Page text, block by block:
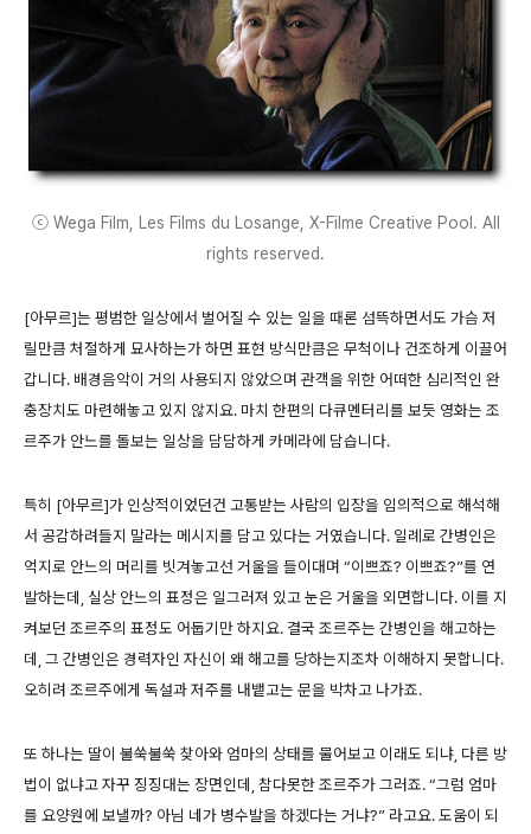
ⓒ Wega Film, Les Films du Losange, X-Filme Creative Pool. All
rights reserved.
[아무르]는 평범한 일상에서 벌어질 수 있는 일을 때론 섬뜩하면서도 가슴 저
릴만큼 처절하게 묘사하는가 하면 표현 방식만큼은 무척이나 건조하게 이끌어
갑니다. 배경음악이 거의 사용되지 않았으며 관객을 위한 어떠한 심리적인 완
충장치도 마련해놓고 있지 않지요. 마치 한편의 다큐멘터리를 보듯 영화는 조
르주가 안느를 돌보는 일상을 담담하게 카메라에 담습니다.
특히 [아무르]가 인상적이었던건 고통받는 사람의 입장을 임의적으로 해석해
서 공감하려들지 말라는 메시지를 담고 있다는 거였습니다. 일례로 간병인은
억지로 안느의 머리를 빗겨놓고선 거울을 들이대며 “이쁘죠? 이쁘죠?”를 연
발하는데, 실상 안느의 표정은 일그러져 있고 눈은 거울을 외면합니다. 이를 지
켜보던 조르주의 표정도 어둡기만 하지요. 결국 조르주는 간병인을 해고하는
데, 그 간병인은 경력자인 자신이 왜 해고를 당하는지조차 이해하지 못합니다.
오히려 조르주에게 독설과 저주를 내뱉고는 문을 박차고 나가죠.
또 하나는 딸이 불쑥불쑥 찾아와 엄마의 상태를 물어보고 이래도 되냐, 다른 방
법이 없냐고 자꾸 징징대는 장면인데, 참다못한 조르주가 그러죠. “그럼 엄마
를 요양원에 보낼까? 아님 네가 병수발을 하겠다는 거냐?” 라고요. 도움이 되